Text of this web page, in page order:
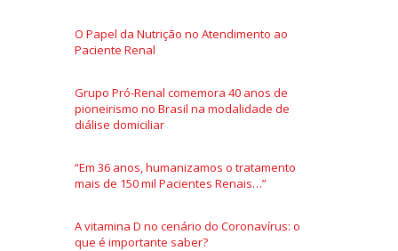
O Papel da Nutrição no Atendimento ao
Paciente Renal
Grupo Pró-Renal comemora 40 anos de
pioneirismo no Brasil na modalidade de
diálise domiciliar
“Em 36 anos, humanizamos o tratamento
mais de 150 mil Pacientes Renais…”
A vitamina D no cenário do Coronavírus: o
que é importante saber?